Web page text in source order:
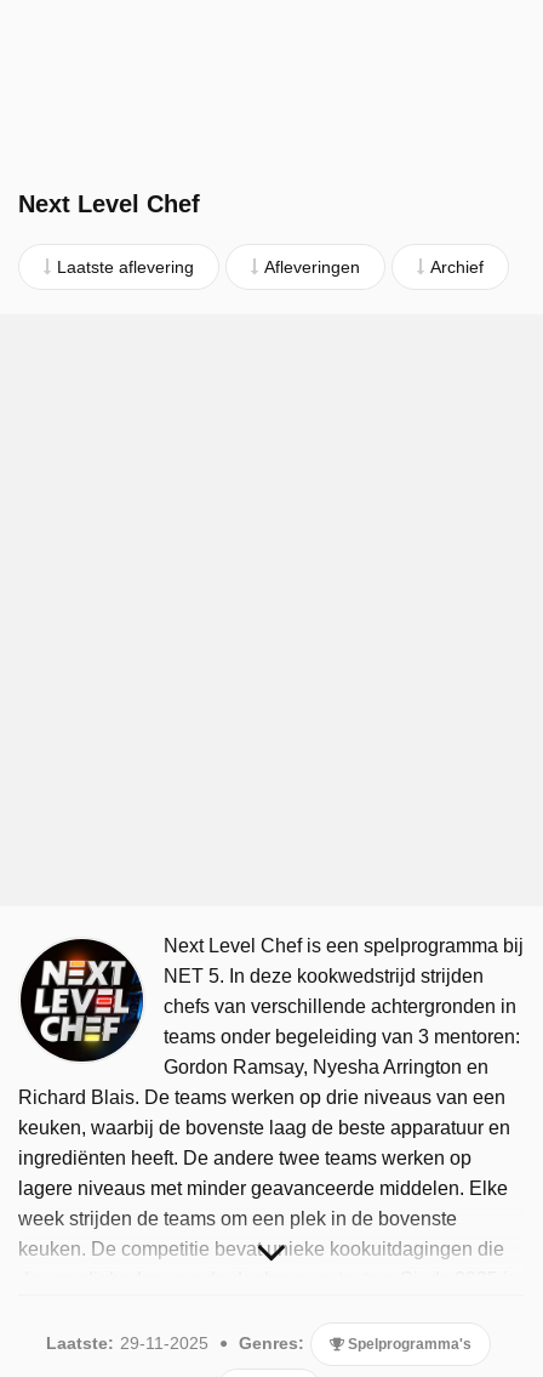
Next Level Chef
Laatste aflevering Afleveringen Archief
Next Level Chef is een spelprogramma bij
NET 5. In deze kookwedstrijd strijden
chefs van verschillende achtergronden in
teams onder begeleiding van 3 mentoren:
Gordon Ramsay, Nyesha Arrington en
Richard Blais. De teams werken op drie niveaus van een
keuken, waarbij de bovenste laag de beste apparatuur en
ingrediënten heeft. De andere twee teams werken op
lagere niveaus met minder geavanceerde middelen. Elke
week strijden de teams om een plek in de bovenste
keuken. De competitie bevat unieke kookuitdagingen die
uitgezonden, de meest recente in november 2025.
Laatste: 29-11-2025 Genres: Spelprogramma's